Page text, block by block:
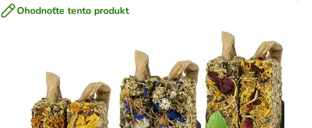
Ohodnoťte tento produkt